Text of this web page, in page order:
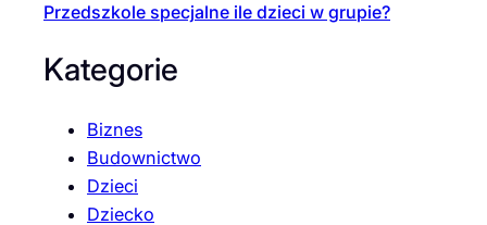
Przedszkole specjalne ile dzieci w grupie?
Kategorie
Biznes
Budownictwo
Dzieci
Dziecko